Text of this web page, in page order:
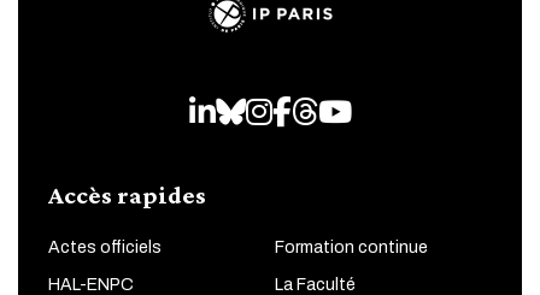
LinkedIn
Bluesky
Instagram
Facebook
Threads
Youtube
Accès rapides
Actes officiels Formation continue
HAL-ENPC La Faculté